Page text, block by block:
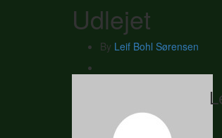
Udlejet
By Leif Bohl Sørensen